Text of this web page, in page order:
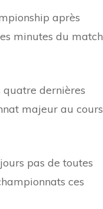
après
minutes du match
quatre dernières
majeur au cours
pas de toutes
ces